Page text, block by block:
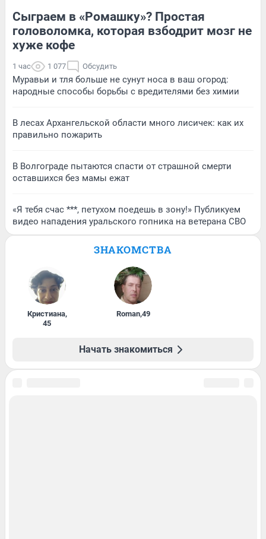
Сыграем в «Ромашку»? Простая
головоломка, которая взбодрит мозг не
хуже кофе
1 час 1 077 Обсудить
Муравьи и тля больше не сунут носа в ваш огород:
народные способы борьбы с вредителями без химии
В лесах Архангельской области много лисичек: как их
правильно пожарить
В Волгограде пытаются спасти от страшной смерти
оставшихся без мамы ежат
«Я тебя счас ***, петухом поедешь в зону!» Публикуем
видео нападения уральского гопника на ветерана СВО
ЗНАКОМСТВА
Кристиана,
45
Roman,49
Начать знакомиться